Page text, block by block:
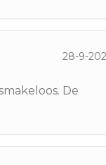
28-9-
De